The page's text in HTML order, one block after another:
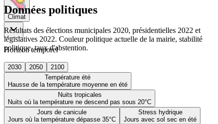
Climat
Horizon temporel
2030 2050
2100
Température été
Hausse de la température moyenne en été
Nuits tropicales
Nuits où la température ne descend pas sous 20°C
Jours de canicule
Jours où la température dépasse 35°C
Stress hydrique
Jours avec sol sec en été
Données politiques
Résultats des élections municipales 2020, présidentielles 2022 et
législatives 2022. Couleur politique actuelle de la mairie, stabilité
politique, taux d'abstention.